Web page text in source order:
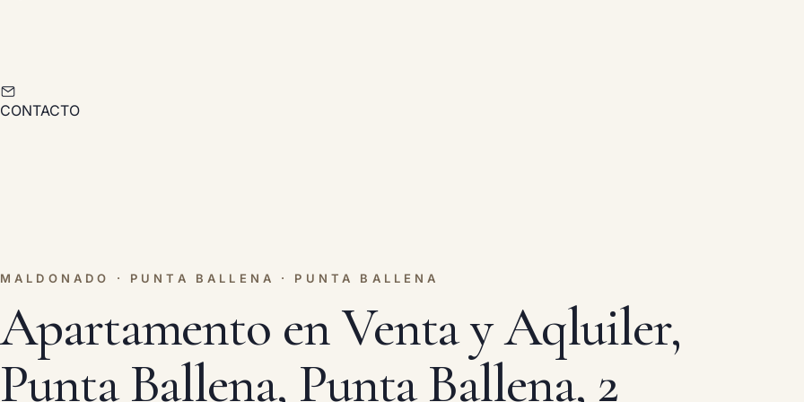
CONTACTO
MALDONADO · PUNTA BALLENA · PUNTA BALLENA
Apartamento en Venta y Aqluiler,
Punta Ballena, Punta Ballena, 2